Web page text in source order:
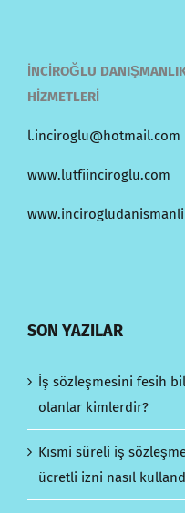
İNCİROĞLU
HİZMETLERİ
l.inciroglu@hotmail.com
www.lutfiinciroglu.com
SON YAZILAR
İş sözleşmesini fesih
olanlar kimlerdir?
Kısmi süreli iş
ücretli izni nasıl